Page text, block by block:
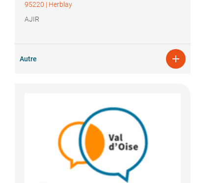
95220 | Herblay
AJIR
Autre 